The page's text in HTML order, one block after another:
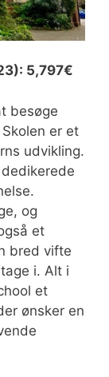
5,797€
besøge
er et
udvikling.
og
et
bred vifte
i. Alt i
et
ønsker en